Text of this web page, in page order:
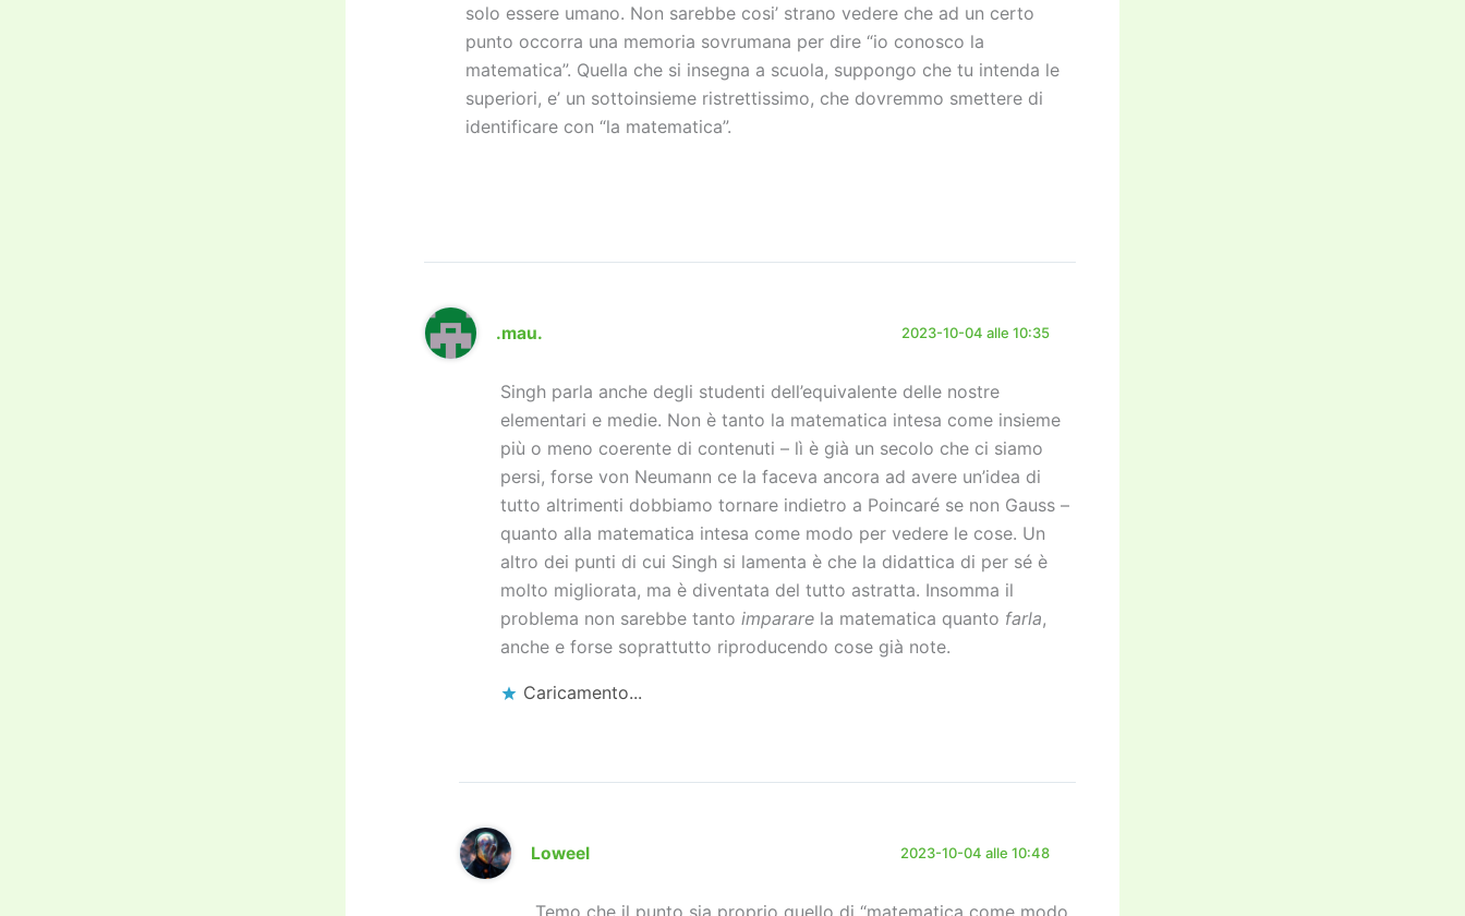
solo essere umano. Non sarebbe cosi’ strano vedere che ad un certo
punto occorra una memoria sovrumana per dire “io conosco la
matematica”. Quella che si insegna a scuola, suppongo che tu intenda le
superiori, e’ un sottoinsieme ristrettissimo, che dovremmo smettere di
identificare con “la matematica”.
.mau. 2023-10-04 alle 10:35
Singh parla anche degli studenti dell’equivalente delle nostre
elementari e medie. Non è tanto la matematica intesa come insieme
più o meno coerente di contenuti – lì è già un secolo che ci siamo
persi, forse von Neumann ce la faceva ancora ad avere un’idea di
tutto altrimenti dobbiamo tornare indietro a Poincaré se non Gauss –
quanto alla matematica intesa come modo per vedere le cose. Un
altro dei punti di cui Singh si lamenta è che la didattica di per sé è
molto migliorata, ma è diventata del tutto astratta. Insomma il
problema non sarebbe tanto imparare la matematica quanto farla,
anche e forse soprattutto riproducendo cose già note.
Caricamento...
Loweel 2023-10-04 alle 10:48
Temo che il punto sia proprio quello di “matematica come modo